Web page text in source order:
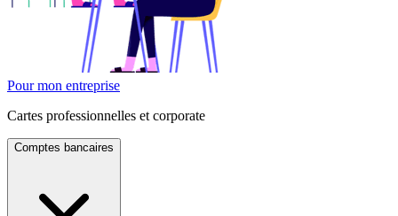
Pour mon entreprise
Cartes professionnelles et corporate
Comptes bancaires